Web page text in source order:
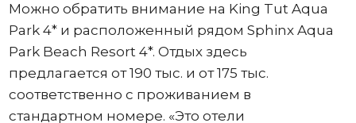
Можно обратить внимание на King Tut Aqua
Park 4* и расположенный рядом Sphinx Aqua
Park Beach Resort 4*. Отдых здесь
предлагается от 190 тыс. и от 175 тыс.
соответственно с проживанием в
стандартном номере. «Это отели